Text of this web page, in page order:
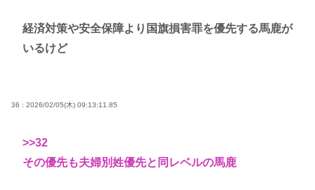
経済対策や安全保障より国旗損害罪を優先する馬鹿が
いるけど
36 : 2026/02/05(木) 09:13:11.85
>>32
その優先も夫婦別姓優先と同レベルの馬鹿